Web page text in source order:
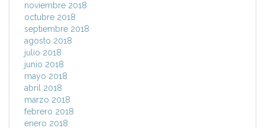
noviembre 2018
octubre 2018
septiembre 2018
agosto 2018
julio 2018
junio 2018
mayo 2018
abril 2018
marzo 2018
febrero 2018
enero 2018